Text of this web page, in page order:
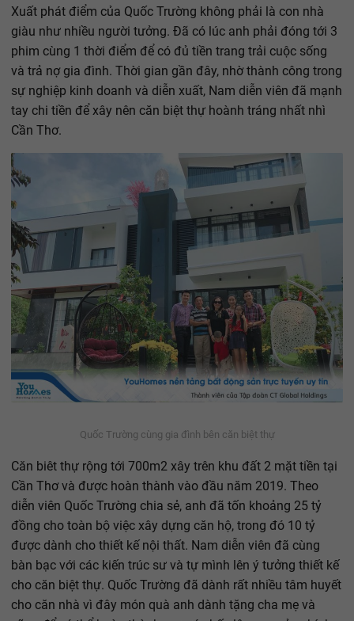
Xuất phát điểm của Quốc Trường không phải là con nhà
giàu như nhiều người tưởng. Đã có lúc anh phải đóng tới 3
phim cùng 1 thời điểm để có đủ tiền trang trải cuộc sống
và trả nợ gia đình. Thời gian gần đây, nhờ thành công trong
sự nghiệp kinh doanh và diễn xuất, Nam diễn viên đã mạnh
tay chi tiền để xây nên căn biệt thự hoành tráng nhất nhì
Cần Thơ.
Quốc Trường cùng gia đình bên căn biệt thự
Căn biêt thự rộng tới 700m2 xây trên khu đất 2 mặt tiền tại
Cần Thơ và được hoàn thành vào đầu năm 2019. Theo
diễn viên Quốc Trường chia sẻ, anh đã tốn khoảng 25 tỷ
đồng cho toàn bộ việc xây dựng căn hộ, trong đó 10 tỷ
được dành cho thiết kế nội thất. Nam diễn viên đã cùng
bàn bạc với các kiến trúc sư và tự mình lên ý tưởng thiết kế
cho căn biệt thự. Quốc Trường đã dành rất nhiều tâm huyết
cho căn nhà vì đây món quà anh dành tặng cha mẹ và